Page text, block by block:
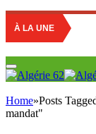
À LA UNE
Home»Posts
mandat"